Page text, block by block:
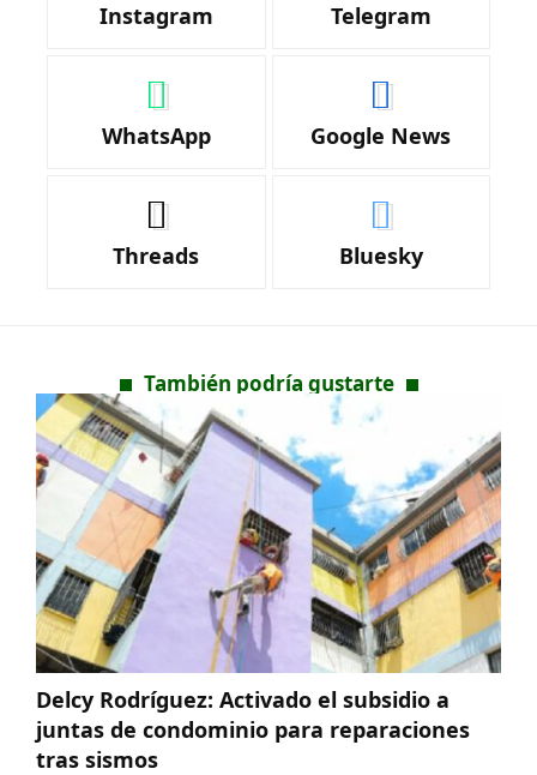
Instagram Telegram
WhatsApp Google News
Threads Bluesky
También podría gustarte
Delcy Rodríguez: Activado el subsidio a
juntas de condominio para reparaciones
tras sismos